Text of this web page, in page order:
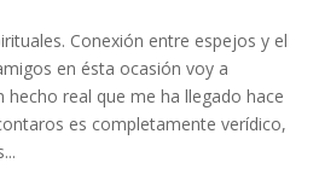
Conexión entre espejos y el
en ésta ocasión voy a
real que me ha llegado hace
es completamente verídico,